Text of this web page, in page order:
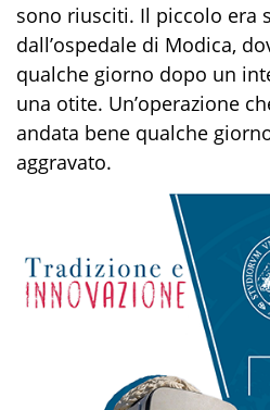
sono riusciti. Il piccolo era
dall’ospedale di Modica,
qualche giorno dopo un
una otite. Un’operazione
andata bene qualche
aggravato.